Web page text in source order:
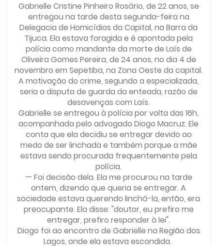
Gabrielle Cristine Pinheiro Rosário, de 22 anos, se
entregou na tarde desta segunda-feira na
Delegacia de Homicídios da Capital, na Barra da
Tijuca. Ela estava foragida e é apontada pela
polícia como mandante da morte de Laís de
Oliveira Gomes Pereira, de 24 anos, no dia 4 de
novembro em Sepetiba, na Zona Oeste da capital.
A motivação do crime, segundo a especializada,
seria a disputa de guarda da enteada, razão de
desavenças com Laís.
Gabrielle se entregou à polícia por volta das 16h,
acompanhada pelo advogado Diogo Macruz. Ele
conta que ela decidiu se entregar devido ao
medo de ser linchada e também porque a mãe
estava sendo procurada frequentemente pela
polícia.
— Foi decisão dela. Ela me procurou na tarde
ontem, dizendo que queria se entregar. A
sociedade estava querendo linchá-la, então, era
preocupante. Ela disse: "doutor, eu prefiro me
entregar, prefiro responder à lei".
Diogo foi ao encontro de Gabrielle na Região dos
Lagos, onde ela estava escondida.